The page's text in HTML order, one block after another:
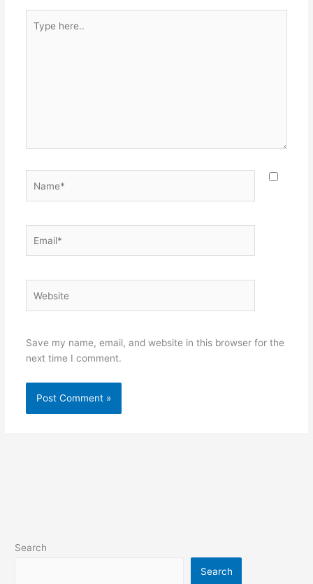
here..
Save my name, email, and website in this browser for the
next time I comment.
Search
Search